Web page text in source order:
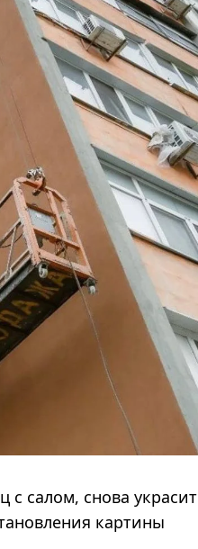
с салом, снова украсит
картины